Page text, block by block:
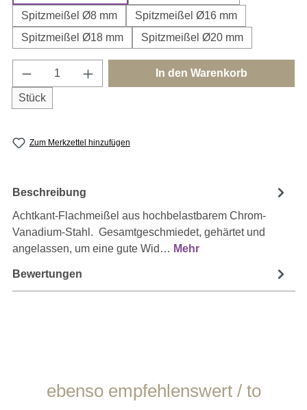
Spitzmeißel Ø8 mm
Spitzmeißel Ø16 mm
Spitzmeißel Ø18 mm
Spitzmeißel Ø20 mm
Produkt Anzahl: Gib den gewünschten
Stück
In den Warenkorb
Zum Merkzettel hinzufügen
Beschreibung
Achtkant-Flachmeißel aus hochbelastbarem Chrom-
Vanadium-Stahl. Gesamtgeschmiedet, gehärtet und
angelassen, um eine gute Wid… Mehr
Bewertungen
Produktgalerie überspringen
ebenso empfehlenswert / to